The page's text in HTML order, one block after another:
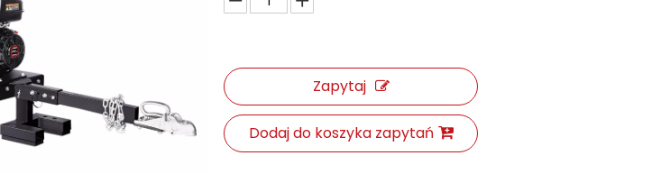
Zapytaj
Dodaj do koszyka zapytań